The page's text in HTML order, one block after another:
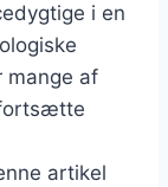
i en
mange af
artikel